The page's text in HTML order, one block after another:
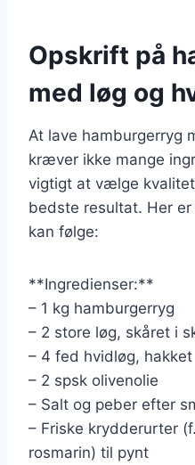
Opskrift på
med løg og
At lave hamburgerryg
kræver ikke mange
vigtigt at vælge
bedste resultat. Her
kan følge:
**Ingredienser:**
– 1 kg hamburgerryg
– 2 store løg, skåret i
– 4 fed hvidløg, hakket
– 2 spsk olivenolie
– Salt og peber efter
– Friske krydderurter
rosmarin) til pynt